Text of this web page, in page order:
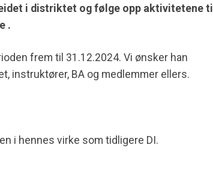
i distriktet og følge opp aktivitetene til
.
frem til 31.12.2024. Vi ønsker han
instruktører, BA og medlemmer ellers.
i hennes virke som tidligere DI.